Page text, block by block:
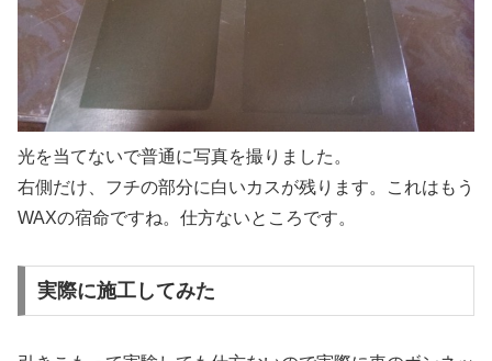
光を当てないで普通に写真を撮りました。
右側だけ、フチの部分に白いカスが残ります。これはもう
WAXの宿命ですね。仕方ないところです。
実際に施工してみた